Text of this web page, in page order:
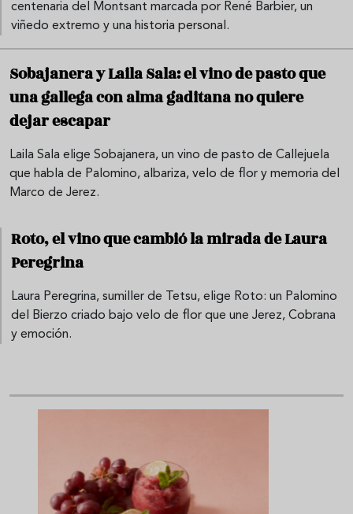
centenaria del Montsant marcada por René Barbier, un
viñedo extremo y una historia personal.
Sobajanera y Laila Sala: el vino de pasto que
una gallega con alma gaditana no quiere
dejar escapar
Laila Sala elige Sobajanera, un vino de pasto de Callejuela
que habla de Palomino, albariza, velo de flor y memoria del
Marco de Jerez.
Roto, el vino que cambió la mirada de Laura
Peregrina
Laura Peregrina, sumiller de Tetsu, elige Roto: un Palomino
del Bierzo criado bajo velo de flor que une Jerez, Cobrana
y emoción.